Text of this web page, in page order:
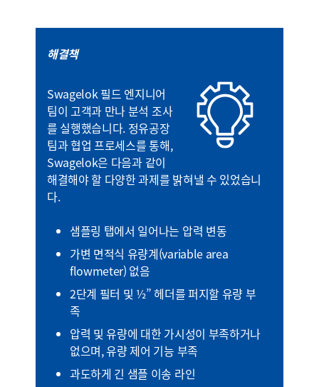
해결책
Swagelok 필드 엔지니어
팀이 고객과 만나 분석 조사
를 실행했습니다. 정유공장
팀과 협업 프로세스를 통해,
Swagelok은 다음과 같이
해결해야 할 다양한 과제를 밝혀낼 수 있었습니
다.
샘플링 탭에서 일어나는 압력 변동
가변 면적식 유량계(variable area
flowmeter) 없음
2단계 필터 및 ½” 헤더를 퍼지할 유량 부
족
압력 및 유량에 대한 가시성이 부족하거나
없으며, 유량 제어 기능 부족
과도하게 긴 샘플 이송 라인